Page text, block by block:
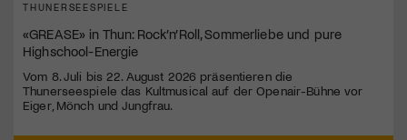
THUNERSEESPIELE
«GREASE» in Thun: Rock’n’Roll, Sommerliebe und pure
Highschool-Energie
Vom 8. Juli bis 22. August 2026 präsentieren die
Thunerseespiele das Kultmusical auf der Openair-Bühne vor
Eiger, Mönch und Jungfrau.